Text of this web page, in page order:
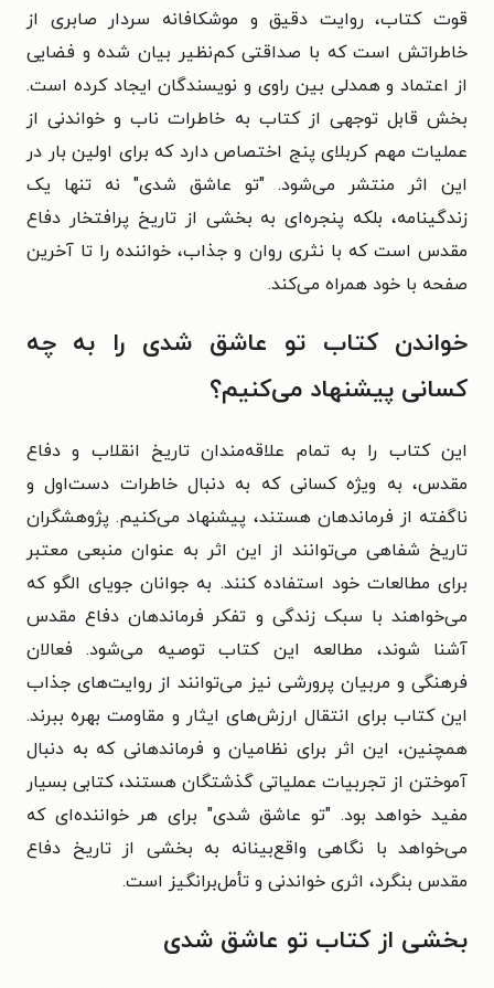
قوت کتاب، روایت دقیق و موشکافانه سردار صابری از
خاطراتش است که با صداقتی کم‌نظیر بیان شده و فضایی
از اعتماد و همدلی بین راوی و نویسندگان ایجاد کرده است.
بخش قابل توجهی از کتاب به خاطرات ناب و خواندنی از
عملیات مهم کربلای پنج اختصاص دارد که برای اولین بار در
این اثر منتشر می‌شود. "تو عاشق شدی" نه تنها یک
زندگینامه، بلکه پنجره‌ای به بخشی از تاریخ پرافتخار دفاع
مقدس است که با نثری روان و جذاب، خواننده را تا آخرین
صفحه با خود همراه می‌کند.
خواندن کتاب تو عاشق شدی را به چه
کسانی پیشنهاد می‌کنیم؟
این کتاب را به تمام علاقه‌مندان تاریخ انقلاب و دفاع
مقدس، به ویژه کسانی که به دنبال خاطرات دست‌اول و
ناگفته از فرماندهان هستند، پیشنهاد می‌کنیم. پژوهشگران
تاریخ شفاهی می‌توانند از این اثر به عنوان منبعی معتبر
برای مطالعات خود استفاده کنند. به جوانان جویای الگو که
می‌خواهند با سبک زندگی و تفکر فرماندهان دفاع مقدس
آشنا شوند، مطالعه این کتاب توصیه می‌شود. فعالان
فرهنگی و مربیان پرورشی نیز می‌توانند از روایت‌های جذاب
این کتاب برای انتقال ارزش‌های ایثار و مقاومت بهره ببرند.
همچنین، این اثر برای نظامیان و فرماندهانی که به دنبال
آموختن از تجربیات عملیاتی گذشتگان هستند، کتابی بسیار
مفید خواهد بود. "تو عاشق شدی" برای هر خواننده‌ای که
می‌خواهد با نگاهی واقع‌بینانه به بخشی از تاریخ دفاع
مقدس بنگرد، اثری خواندنی و تأمل‌برانگیز است.
بخشی از کتاب تو عاشق شدی